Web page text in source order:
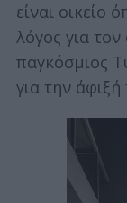
είναι οικείο
λόγος για
παγκόσμιος
για την